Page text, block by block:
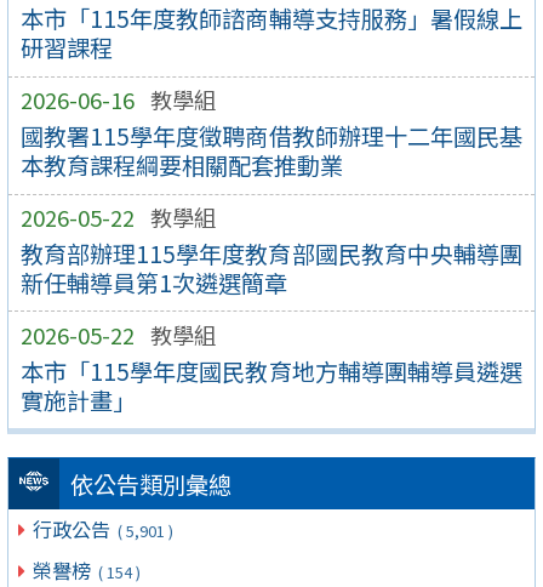
本市「115年度教師諮商輔導支持服務」暑假線上
研習課程
2026-06-16 教學組
國教署115學年度徵聘商借教師辦理十二年國民基
本教育課程綱要相關配套推動業
2026-05-22 教學組
教育部辦理115學年度教育部國民教育中央輔導團
新任輔導員第1次遴選簡章
2026-05-22 教學組
本市「115學年度國民教育地方輔導團輔導員遴選
實施計畫」
依公告類別彙總
行政公告 ( 5,901 )
榮譽榜 ( 154 )